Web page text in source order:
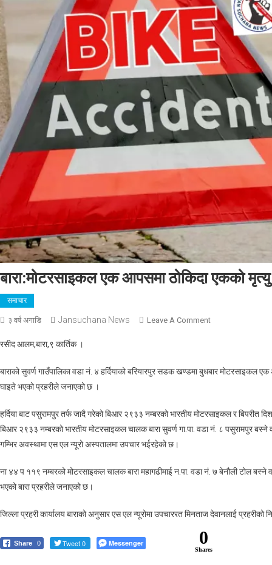
बारा:मोटरसाइकल एक आपसमा ठोकिदा एकको
समाचार
३ वर्ष अगाडि Jansuchana News Leave A CommentOn
ठोकिदा
,एक
घाइते
रसीद आलम,बारा,९ कार्तिक ।
बाराको सुवर्ण गाउँपालिका वडा नं. ४ हर्दियाको बरियारपुर सडक खण्डमा बुधबार मोटरसाइकल
घाइते भएको प्रहरीले जनाएको छ ।
हर्दिया बाट पसुरामपुर तर्फ जादै गरेको बिआर २९३३ नम्बरको भारतीय मोटरसाइकल र
बिआर २९३३ नम्बरको भारतीय मोटरसाइकल चालक बारा सुवर्ण गा.पा. वडा नं. ८ पसुरामपुर बस्ने
गम्भिर अवस्थामा एस एल न्यूरो अस्पतालमा उपचार भईरहेको छ।
ना ४४ प ११९ नम्बरको मोटरसाइकल चालक बारा महागढीमाई न.पा. वडा नं. ७ बेनौली टोल
भएको बारा प्रहरीले जनाएको छ।
जिल्ला प्रहरी कार्यालय बाराको अनुसार एस एल न्यूरोमा उपचाररत मिनताज देवानलाई
Share 0 Tweet 0 Messenger 0
Shares